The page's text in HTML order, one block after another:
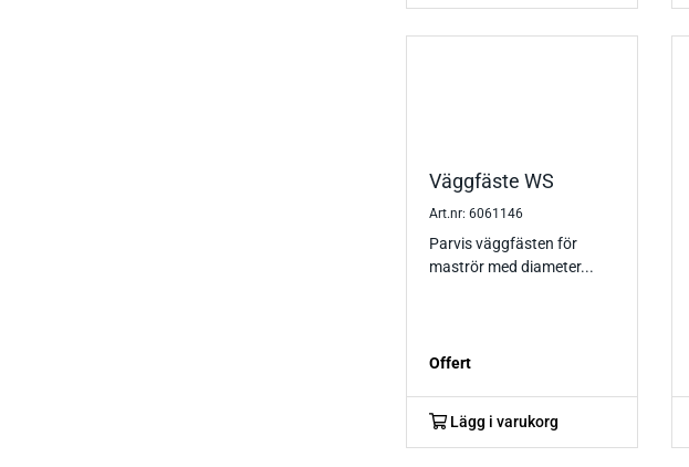
Väggfäste WS
Art.nr: 6061146
Parvis väggfästen för
maströr med diameter...
Offert
Lägg i varukorg